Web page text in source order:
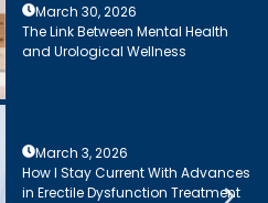
March 30, 2026
The Link Between Mental Health
and Urological Wellness
March 3, 2026
How I Stay Current With Advances
in Erectile Dysfunction Treatment